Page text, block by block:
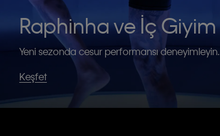
Raphinha ve İç Giyim
Yeni sezonda cesur performansı deneyimleyin.
Keşfet